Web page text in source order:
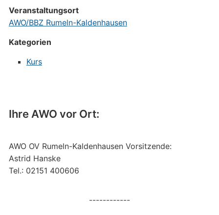
Ihre AWO vor Ort:
AWO OV Rumeln-Kaldenhausen Vorsitzende:
Astrid Hanske
Tel.: 02151 400606
------------
Veranstaltungsort
AWO/BBZ Rumeln-Kaldenhausen
Kategorien
Kurs